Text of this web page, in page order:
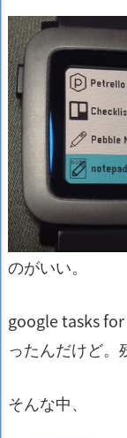
のがいい。
google tasks
ったんだけど。
そんな中、